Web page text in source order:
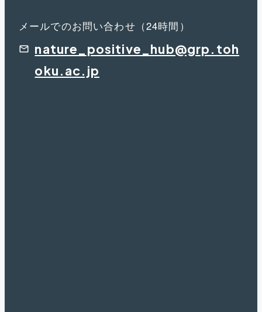
メールでのお問い合わせ（24時間）
nature_positive_hub@grp.toh
oku.ac.jp